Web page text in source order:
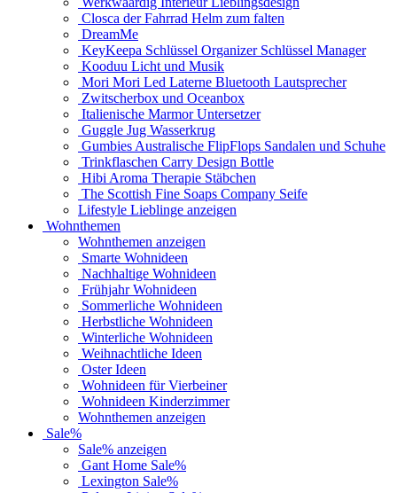
Closca der Fahrrad Helm zum falten
DreamMe
KeyKeepa Schlüssel Organizer Schlüssel Manager
Kooduu Licht und Musik
Mori Mori Led Laterne Bluetooth Lautsprecher
Zwitscherbox und Oceanbox
Italienische Marmor Untersetzer
Guggle Jug Wasserkrug
Gumbies Australische FlipFlops Sandalen und Schuhe
Trinkflaschen Carry Design Bottle
Hibi Aroma Therapie Stäbchen
The Scottish Fine Soaps Company Seife
Lifestyle Lieblinge anzeigen
Wohnthemen
Wohnthemen anzeigen
Smarte Wohnideen
Nachhaltige Wohnideen
Frühjahr Wohnideen
Sommerliche Wohnideen
Herbstliche Wohnideen
Winterliche Wohnideen
Weihnachtliche Ideen
Oster Ideen
Wohnideen für Vierbeiner
Wohnideen Kinderzimmer
Wohnthemen anzeigen
Sale%
Sale% anzeigen
Gant Home Sale%
Lexington Sale%